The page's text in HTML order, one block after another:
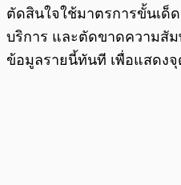
ตัดสินใจใช้มาตรการขั้นเด็
บริการ และตัดขาดความสั
ข้อมูลรายนี้ทันที เพื่อแสดง